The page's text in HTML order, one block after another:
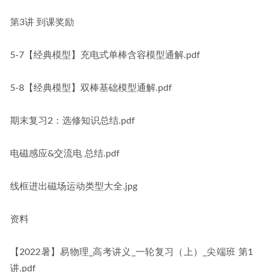
第3讲 到课奖励
5-7【经典模型】充电式单棒含容模型通解.pdf
5-8【经典模型】双棒基础模型通解.pdf
期末复习2：选修知识总结.pdf
电磁感应&交流电 总结.pdf
线框进出磁场运动类型大全.jpg
资料
【2022暑】易物理_高考讲义_一轮复习（上）_尖端班 第1
讲.pdf